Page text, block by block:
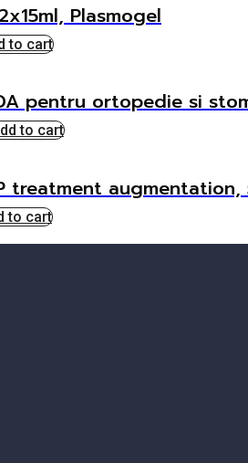
Plasmogel
to cart
pentru ortopedie si
to cart
treatment augmentation,
to cart